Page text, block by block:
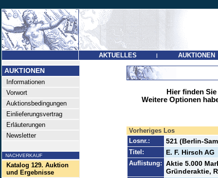
AKTUELLES | AUKTIONEN
AUKTIONEN
Informationen
Vorwort
Auktionsbedingungen
Einlieferungsvertrag
Erläuterungen
Newsletter
NACHVERKAUF
Katalog 129. Auktion
und Ergebnisse
Hier finden
Weitere Optionen
Vorheriges Los
Losnr.:
521 (Berlin-
Titel: E. F. Hirsch AG
Auflistung: Aktie 5.000
Gründeraktie,